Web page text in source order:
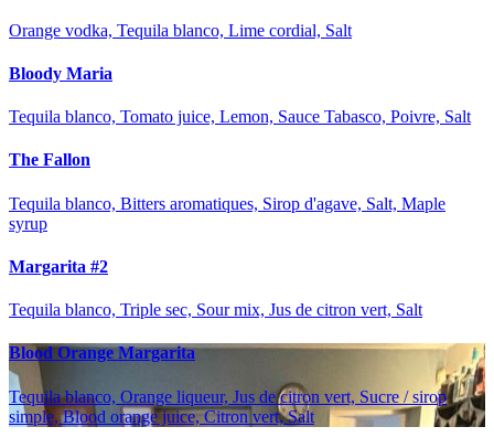
Orange vodka, Tequila blanco, Lime cordial, Salt
Bloody Maria
Tequila blanco, Tomato juice, Lemon, Sauce Tabasco, Poivre, Salt
The Fallon
Tequila blanco, Bitters aromatiques, Sirop d'agave, Salt, Maple
syrup
Margarita #2
Tequila blanco, Triple sec, Sour mix, Jus de citron vert, Salt
Blood Orange Margarita
Tequila blanco, Orange liqueur, Jus de citron vert, Sucre / sirop
simple, Blood orange juice, Citron vert, Salt